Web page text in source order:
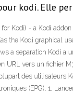
kodi. Elle
Kodi) - a Kodi
the Kodi graphical
a separation Kodi
URL vers un fichier
des utilisateurs
(EPG). 1.